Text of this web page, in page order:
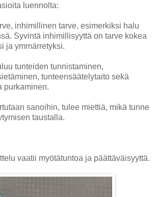
luennolta:
inhimillinen tarve, esimerkiksi halu
Syvintä inhimillisyyttä on tarve kokea
ja ymmärretyksi.
tunteiden tunnistaminen,
tunteensäätelytaito sekä
purkaminen.
sanoihin, tulee miettiä, mikä tunne
taustalla.
vaatii myötätuntoa ja päättäväisyyttä.